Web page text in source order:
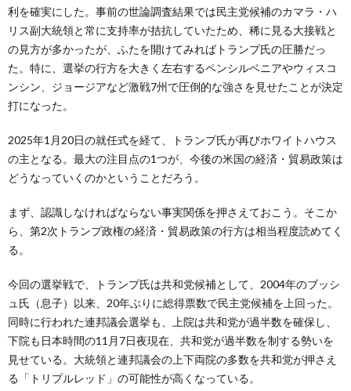
利を確実にした。事前の世論調査結果では民主党候補のカマラ・ハ
リス副大統領と常に支持率が拮抗していたため、稀に見る大接戦と
の見方が多かったが、ふたを開けてみればトランプ氏の圧勝だっ
た。特に、選挙の行方を大きく左右するペンシルベニアやウィスコ
ンシン、ジョージアなど激戦7州で圧倒的な強さを見せたことが決定
打になった。
2025年1月20日の就任式を経て、トランプ氏が再びホワイトハウス
の主となる。最大の注目点の1つが、今後の米国の経済・貿易政策は
どうなっていくのかということだろう。
まず、認識しなければならない事実関係を押さえておこう。そこか
ら、第2次トランプ政権の経済・貿易政策の行方は相当程度読めてく
る。
今回の選挙戦で、トランプ氏は共和党候補として、2004年のブッシ
ュ氏（息子）以来、20年ぶりに総得票数で民主党候補を上回った。
同時に行われた連邦議会選挙も、上院は共和党が過半数を確保し、
下院も日本時間の11月7日夜現在、共和党が過半数を制する勢いを
見せている。大統領と連邦議会の上下両院の多数を共和党が押さえ
る「トリプルレッド」の可能性が高くなっている。